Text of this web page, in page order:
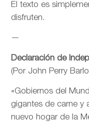
El texto es
disfruten.
—
Declaración de
(Por John Perry
«Gobiernos del
gigantes de carne y
nuevo hogar de la